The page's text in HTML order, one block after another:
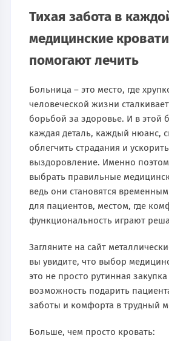
Тихая забота в
медицинские
помогают лечить
Больница – это место, где
человеческой жизни
борьбой за здоровье. И в этой
каждая деталь, каждый нюанс,
облегчить страдания и ускорить
выздоровление. Именно
выбрать правильные
ведь они становятся
для пациентов, местом, где
функциональность играют
Загляните на сайт
вы увидите, что выбор
это не просто рутинная
возможность подарить
заботы и комфорта в трудный
Больше, чем просто кровать: